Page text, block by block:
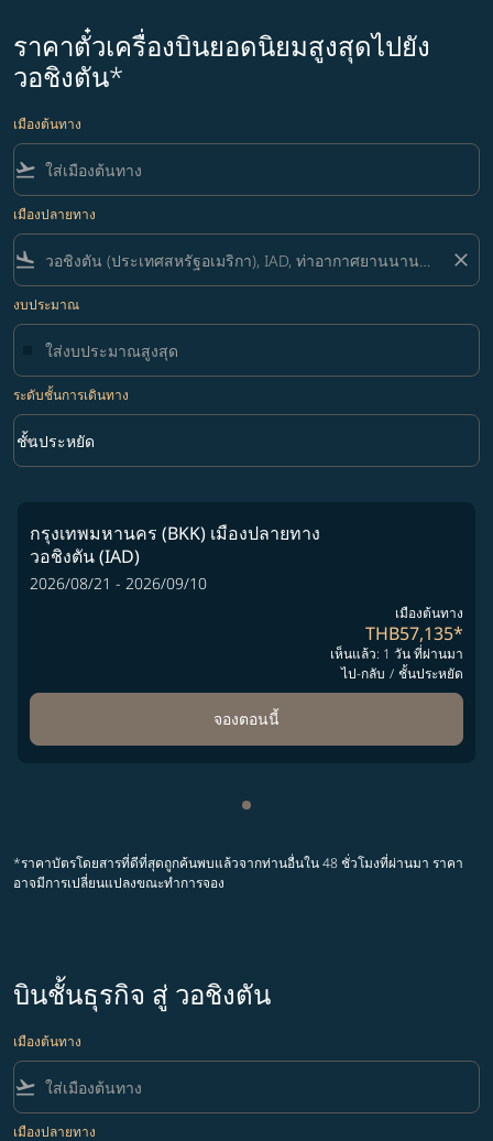
ราคาตั๋วเครื่องบินยอดนิยมสูงสุดไปยัง
วอชิงตัน*
เมืองต้นทาง
flight_takeoff
เมืองปลายทาง
flight_land close
งบประมาณ
ระดับชั้นการเดินทาง
ระดับชั้นการเดินทาง option ชั้นประหยัด Selected
ชั้นประหยัด
keyboard_arrow_down
กรุงเทพมหานคร (BKK) เมืองปลายทาง
วอชิงตัน (IAD)
2026/08/21 - 2026/09/10
เมืองต้นทาง
THB57,135*
เห็นแล้ว: 1 วัน ที่ผ่านมา
ไป-กลับ / ชั้นประหยัด
จองตอนนี้
กำลังแสดง cmp-pagination-
*ราคาบัตรโดยสารที่ดีที่สุดถูกค้นพบแล้วจากท่านอื่นใน 48 ชั่วโมงที่ผ่านมา ราคา
อาจมีการเปลี่ยนแปลงขณะทำการจอง
บินชั้นธุรกิจ สู่ วอชิงตัน
เมืองต้นทาง
flight_takeoff
เมืองปลายทาง